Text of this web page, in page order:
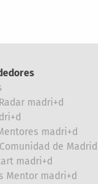
madri+d
madri+d
Comunidad de Madrid
madri+d
Mentor madri+d